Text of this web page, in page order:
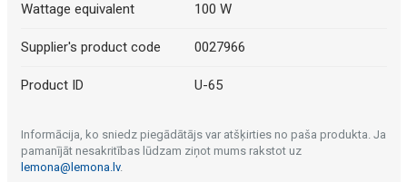
Wattage equivalent 100 W
Supplier's product code 0027966
Product ID U-65
Informācija, ko sniedz piegādātājs var atšķirties no paša produkta. Ja
pamanījāt nesakritības lūdzam ziņot mums rakstot uz
lemona@lemona.lv.